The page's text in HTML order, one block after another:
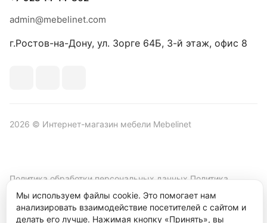
admin@mebelinet.com
г.Ростов-на-Дону, ул. Зорге 64Б, 3-й этаж, офис 8
2026 © Интернет-магазин мебели Mebelinet
Политика обработки персональных данных Политика
конфиденциальности
Продвижение сайта студияРекламный контент
Мы используем файлы cookie. Это помогает нам
анализировать взаимодействие посетителей с сайтом и
делать его лучше. Нажимая кнопку «Принять», вы